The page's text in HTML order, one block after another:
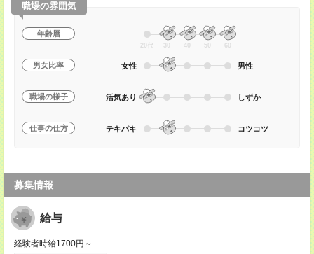
職場の雰囲気
年齢層
20代 30 40 50 60
男女比率 女性 男性
職場の様子 活気あり しずか
仕事の仕方 テキパキ コツコツ
募集情報
給与
経験者時給1700円～